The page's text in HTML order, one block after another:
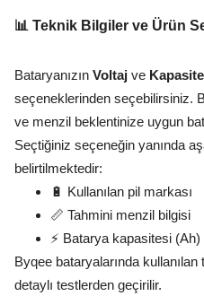
📊 Teknik Bilgiler ve Ürün
Bataryanızın Voltaj ve
seçeneklerinden seçebilirsiniz.
ve menzil beklentinize uygun
Seçtiğiniz seçeneğin yanında
belirtilmektedir:
🔋 Kullanılan pil markası
📏 Tahmini menzil bilgisi
⚡ Batarya kapasitesi (Ah)
Byqee bataryalarında
detaylı testlerden geçirilir.